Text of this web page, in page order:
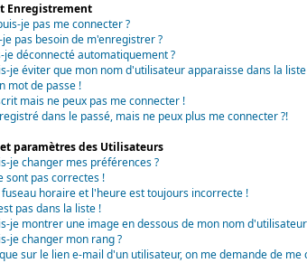
Enregistrement
je pas me connecter ?
pas besoin de m'enregistrer ?
je déconnecté automatiquement ?
je éviter que mon nom d'utilisateur apparaisse dans la
mot de passe !
mais ne peux pas me connecter !
dans le passé, mais ne peux plus me connecter ?!
paramètres des Utilisateurs
je changer mes préférences ?
sont pas correctes !
fuseau horaire et l'heure est toujours incorrecte !
pas dans la liste !
je montrer une image en dessous de mon nom
je changer mon rang ?
sur le lien e-mail d'un utilisateur, on me demande de me